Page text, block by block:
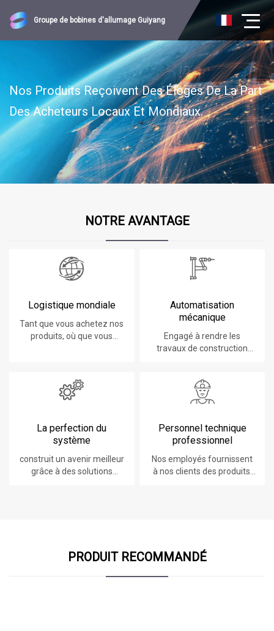
Groupe de bobines d'allumage Guiyang
NOTRE AVANTAGE
Logistique mondiale
Tant que vous achetez nos
produits, où que vous
Automatisation
mécanique
Engagé à rendre les
travaux de construction
La perfection du
système
construit un avenir meilleur
grâce à des solutions
Personnel technique
professionnel
Nos employés fournissent
à nos clients des produits,
PRODUIT RECOMMANDÉ